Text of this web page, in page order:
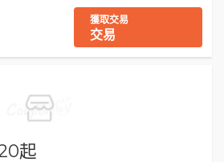
獲取交易
交易
起